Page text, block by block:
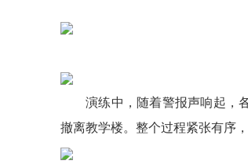
演练中，随着警报声响起，
撤离教学楼。整个过程紧张有序